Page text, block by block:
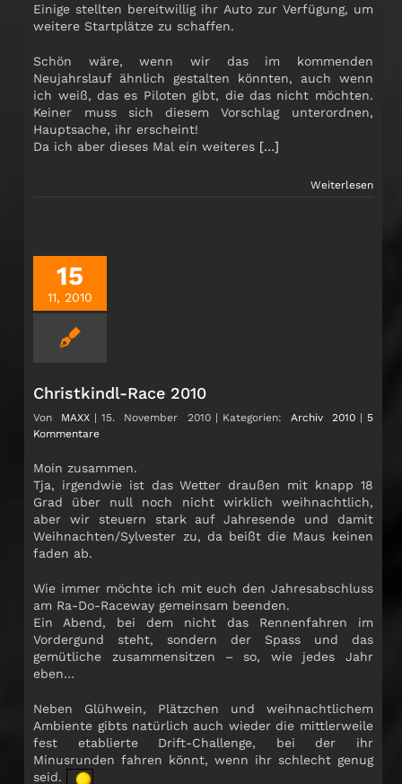
Einige stellten bereitwillig ihr Auto zur Verfügung, um
weitere Startplätze zu schaffen.
Schön wäre, wenn wir das im kommenden
Neujahrslauf ähnlich gestalten könnten, auch wenn
ich weiß, das es Piloten gibt, die das nicht möchten.
Keiner muss sich diesem Vorschlag unterordnen,
Hauptsache, ihr erscheint!
Da ich aber dieses Mal ein weiteres […]
Weiterlesen
15
11, 2010
Christkindl-Race 2010
Von MAXX | 15. November 2010 | Kategorien: Archiv 2010 | 5
Kommentare
Moin zusammen.
Tja, irgendwie ist das Wetter draußen mit knapp 18
Grad über null noch nicht wirklich weihnachtlich,
aber wir steuern stark auf Jahresende und damit
Weihnachten/Sylvester zu, da beißt die Maus keinen
faden ab.
Wie immer möchte ich mit euch den Jahresabschluss
am Ra-Do-Raceway gemeinsam beenden.
Ein Abend, bei dem nicht das Rennenfahren im
Vordergund steht, sondern der Spass und das
gemütliche zusammensitzen – so, wie jedes Jahr
eben…
Neben Glühwein, Plätzchen und weihnachtlichem
Ambiente gibts natürlich auch wieder die mittlerweile
fest etablierte Drift-Challenge, bei der ihr
Minusrunden fahren könnt, wenn ihr schlecht genug
seid.